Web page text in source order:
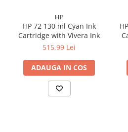
HP
HP 72 130 ml Cyan Ink
Cartridge with Vivera Ink
515,99 Lei
ADAUGA IN COS